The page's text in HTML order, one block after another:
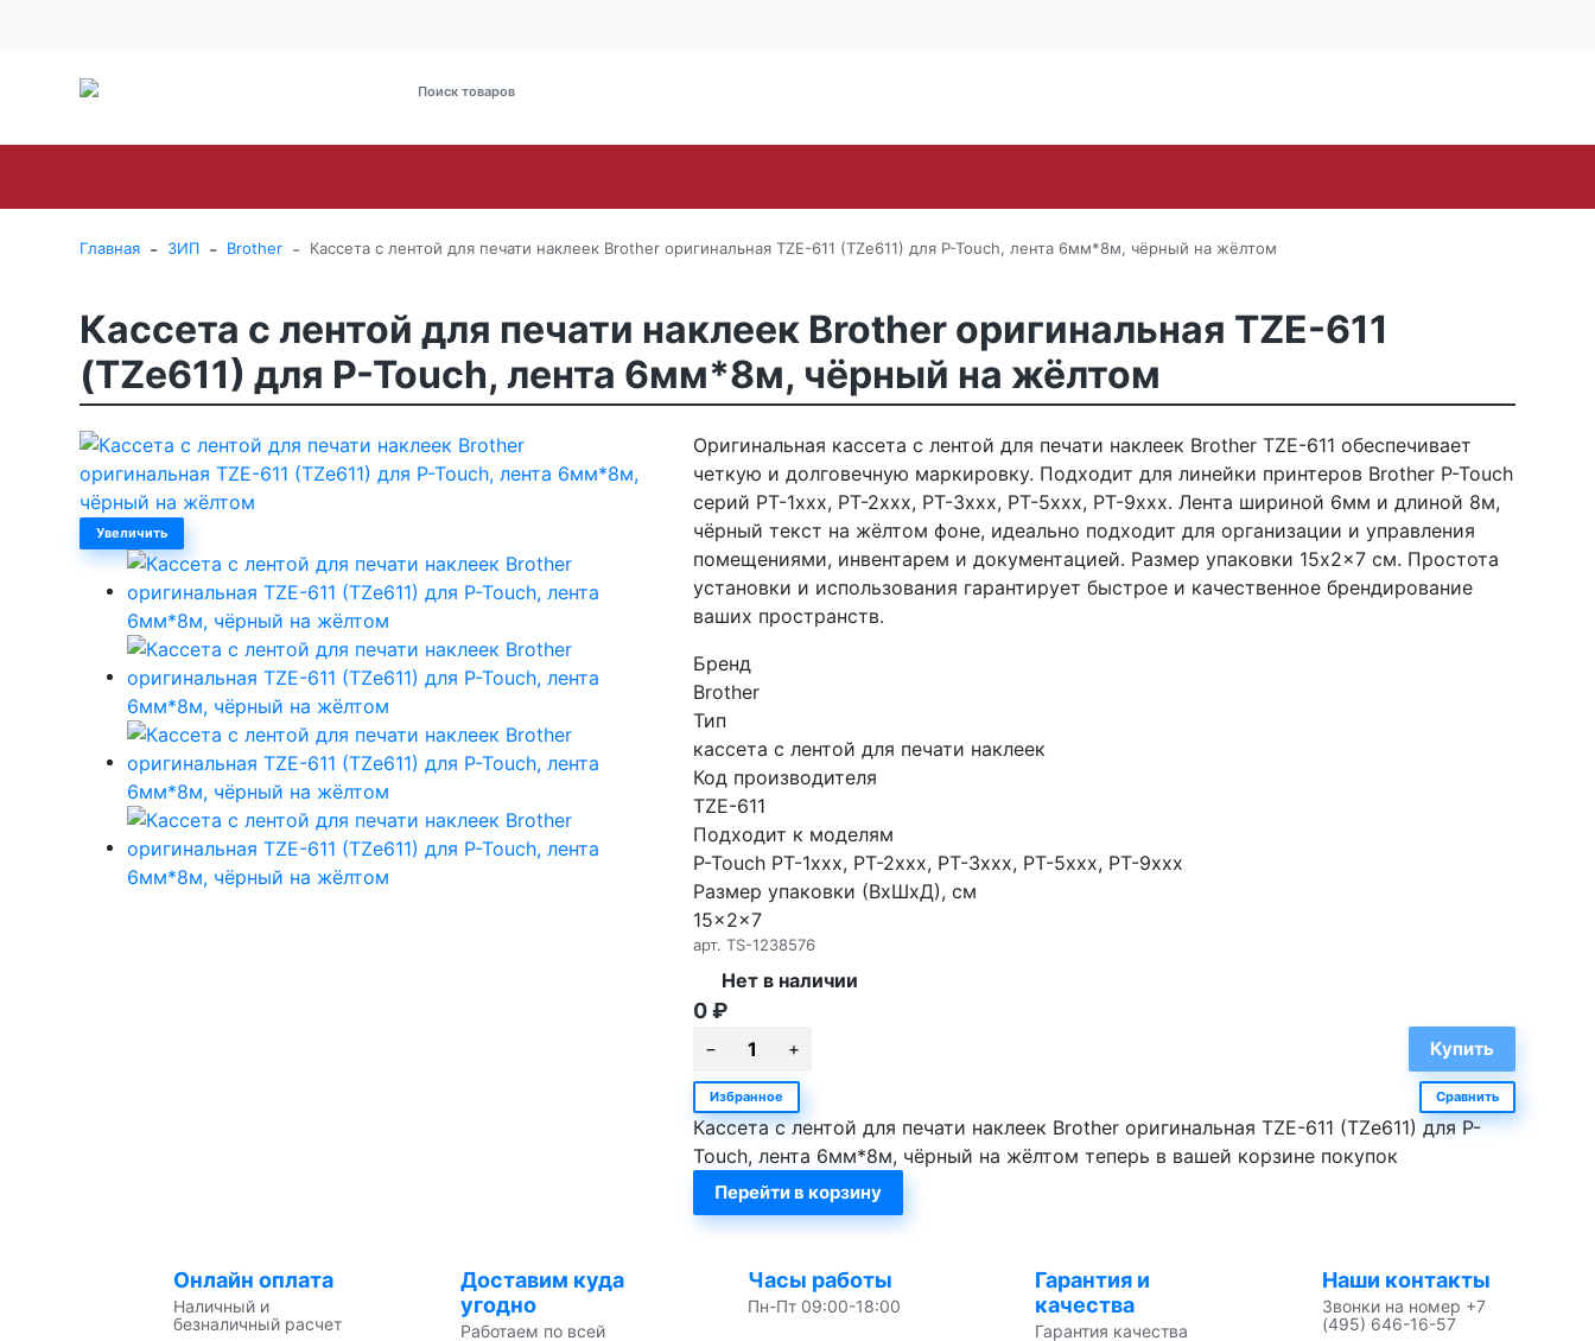
Главная - ЗИП - Brother - Кассета с лентой для печати наклеек Brother оригинальная TZE-611 (TZe611) для P-Touch, лента 6мм*8м, чёрный на жёлтом
Кассета с лентой для печати наклеек Brother оригинальная TZE-611
(TZe611) для P-Touch, лента 6мм*8м, чёрный на жёлтом
Увеличить
Оригинальная кассета с лентой для печати наклеек Brother TZE-611 обеспечивает
четкую и долговечную маркировку. Подходит для линейки принтеров Brother P-Touch
серий PT-1xxx, PT-2xxx, PT-3xxx, PT-5xxx, PT-9xxx. Лента шириной 6мм и длиной 8м,
чёрный текст на жёлтом фоне, идеально подходит для организации и управления
помещениями, инвентарем и документацией. Размер упаковки 15x2x7 см. Простота
установки и использования гарантирует быстрое и качественное брендирование
ваших пространств.
Бренд
Brother
Тип
кассета с лентой для печати наклеек
Код производителя
TZE-611
Подходит к моделям
P-Touch PT-1xxx, PT-2xxx, PT-3xxx, PT-5xxx, PT-9xxx
Размер упаковки (ВхШхД), см
15x2x7
арт. TS-1238576
Нет в наличии
0₽
Избранное Сравнить
Кассета с лентой для печати наклеек Brother оригинальная TZE-611 (TZe611) для P-
Touch, лента 6мм*8м, чёрный на жёлтом теперь в вашей корзине покупок
Перейти в корзину
Онлайн оплата
Наличный и
безналичный расчет
Доставим куда
угодно
Работаем по всей
Часы работы
Пн-Пт 09:00-18:00
Гарантия и
качества
Гарантия качества
Наши контакты
Звонки на номер +7
(495) 646-16-57